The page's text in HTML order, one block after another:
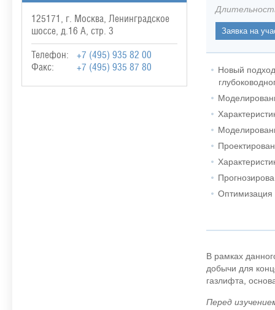
125171, г. Москва, Ленинградское
шоссе, д.16 А, стр. 3
Телефон:
+7 (495) 935 82 00
Факс:
+7 (495) 935 87 80
Новый
Оптимизация
В рамках
добычи для
газлифта,
Перед